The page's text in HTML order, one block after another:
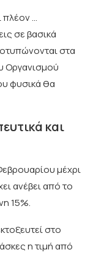
πλέον …
σε βασικά
στα
Οργανισμού
φυσικά θα
και
μέχρι
ανέβει από το
15%.
στο
η τιμή από